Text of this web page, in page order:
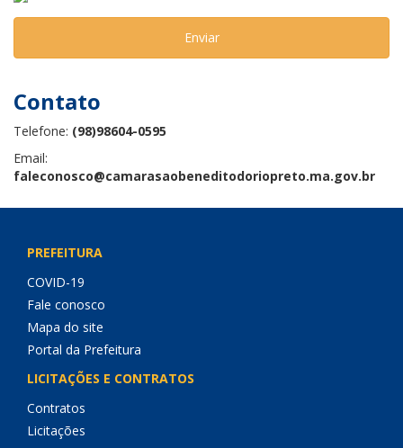
Enviar
Contato
Telefone: (98)98604-0595
Email:
faleconosco@camarasaobeneditodoriopreto.ma.gov.br
PREFEITURA
COVID-19
Fale conosco
Mapa do site
Portal da Prefeitura
LICITAÇÕES E CONTRATOS
Contratos
Licitações